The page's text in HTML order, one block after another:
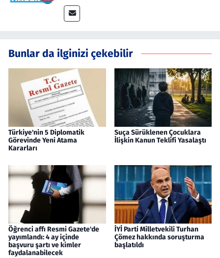
Bunlar da ilginizi çekebilir
Türkiye'nin 5 Diplomatik
Görevinde Yeni Atama
Kararları
Suça Sürüklenen Çocuklara
İlişkin Kanun Teklifi Yasalaştı
Öğrenci affı Resmi Gazete'de
yayımlandı: 4 ay içinde
başvuru şartı ve kimler
faydalanabilecek
İYİ Parti Milletvekili Turhan
Çömez hakkında soruşturma
başlatıldı